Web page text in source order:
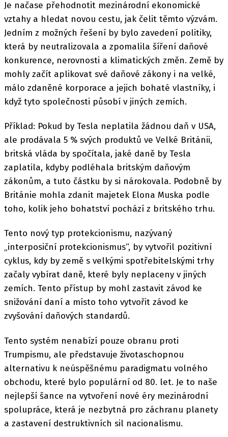
Je načase přehodnotit mezinárodní ekonomické
vztahy a hledat novou cestu, jak čelit těmto výzvám.
Jedním z možných řešení by bylo zavedení politiky,
která by neutralizovala a zpomalila šíření daňové
konkurence, nerovnosti a klimatických změn. Země by
mohly začít aplikovat své daňové zákony i na velké,
málo zdaněné korporace a jejich bohaté vlastníky, i
když tyto společnosti působí v jiných zemích.
Příklad: Pokud by Tesla neplatila žádnou daň v USA,
ale prodávala 5 % svých produktů ve Velké Británii,
britská vláda by spočítala, jaké daně by Tesla
zaplatila, kdyby podléhala britským daňovým
zákonům, a tuto částku by si nárokovala. Podobně by
Británie mohla zdanit majetek Elona Muska podle
toho, kolik jeho bohatství pochází z britského trhu.
Tento nový typ protekcionismu, nazývaný
„interposiční protekcionismus“, by vytvořil pozitivní
cyklus, kdy by země s velkými spotřebitelskými trhy
začaly vybírat daně, které byly neplaceny v jiných
zemích. Tento přístup by mohl zastavit závod ke
snižování daní a místo toho vytvořit závod ke
zvyšování daňových standardů.
Tento systém nenabízí pouze obranu proti
Trumpismu, ale představuje životaschopnou
alternativu k neúspěšnému paradigmatu volného
obchodu, které bylo populární od 80. let. Je to naše
nejlepší šance na vytvoření nové éry mezinárodní
spolupráce, která je nezbytná pro záchranu planety
a zastavení destruktivních sil nacionalismu.